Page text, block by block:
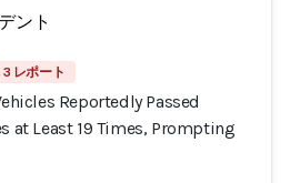
ント
3 レポート
Reportedly Passed
at Least 19 Times, Prompting